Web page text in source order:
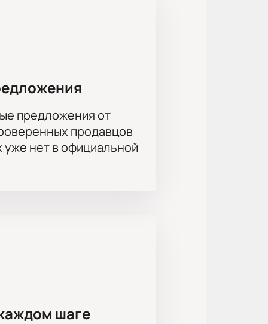
Омска и Екатеринбурга, а
подтверждают престижные
форума «Золотой
бельэтаж, балкон и ложи
понадобятся вам на
сохраните полученные
Ольга Лерман, Ксения
Юрий Поляк, Екатерина
Симонова, Павел Попов, Денис
предложения от
продавцов
нет в официальной
шаге